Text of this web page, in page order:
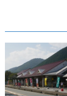
壁など歴史的建築が美
住宅などの見どころも
イクや車で訪れる場合は
一度に楽しめる観光スポ